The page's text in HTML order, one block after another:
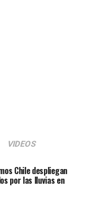
VIDEOS
Chile despliegan
por las lluvias en